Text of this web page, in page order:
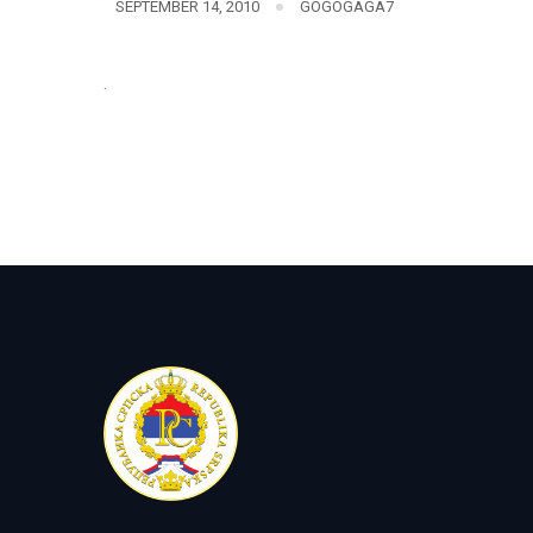
SEPTEMBER 14, 2010 GOGOGAGA7
.